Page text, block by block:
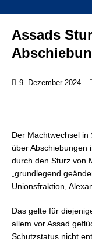
Assads
9. Dezember 2024
Der Machtwechsel
über Abschiebungen
durch den Sturz von
„grundlegend
Unionsfraktion,
Das gelte für
allem vor Assad
Schutzstatus nicht